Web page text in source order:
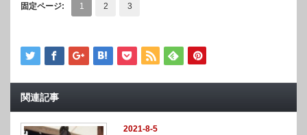
固定ページ: 1 2 3
関連記事
2021-8-5